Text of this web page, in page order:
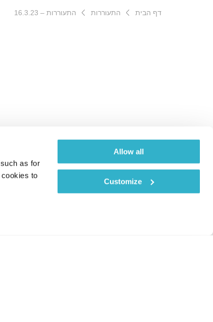
as for
to
Allow all
Customize
דף הבית התעוררות התעוררות – 16.3.23